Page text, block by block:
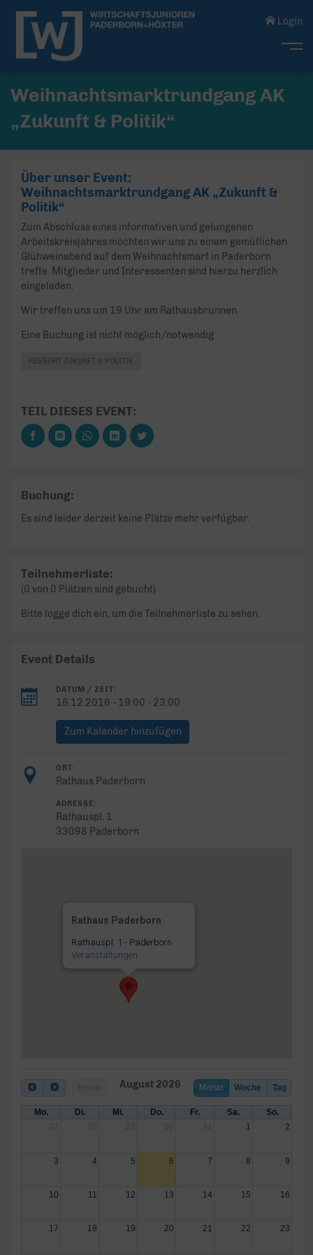
Login
Weihnachtsmarktrundgang AK
„Zukunft & Politik“
Über unser Event:
Weihnachtsmarktrundgang AK „Zukunft &
Politik“
Zum Abschluss eines informativen und gelungenen
Arbeitskreisjahres möchten wir uns zu einem gemütlichen
Glühweinabend auf dem Weihnachtsmart in Paderborn
treffe. Mitglieder und Interessenten sind hierzu herzlich
eingeladen.
Wir treffen uns um 19 Uhr am Rathausbrunnen.
Eine Buchung ist nicht möglich/notwendig
RESSORT ZUKUNFT & POLITIK
TEIL DIESES EVENT:
Buchung:
Es sind leider derzeit keine Plätze mehr verfügbar.
Teilnehmerliste:
(0 von 0 Plätzen sind gebucht)
Bitte logge dich ein, um die Teilnehmerliste zu sehen.
Event Details
DATUM / ZEIT:
16.12.2016 - 19:00 - 23:00
Zum Kalender hinzufügen
ORT:
Rathaus Paderborn
ADRESSE:
Rathauspl. 1
33098 Paderborn
Rathaus Paderborn
Rathauspl. 1 - Paderborn
Veranstaltungen
Monat Woche Tag
August 2026
Mo. Di. Mi. Do. Fr. Sa.
So.
1 2
3 4 5 6 7 8 9
10 11 12 13 14 15 16
17 18 19 20 21 22 23